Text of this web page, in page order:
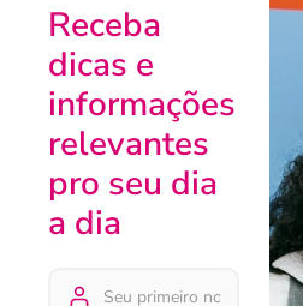
Receba
dicas e
informações
relevantes
pro seu dia
a dia